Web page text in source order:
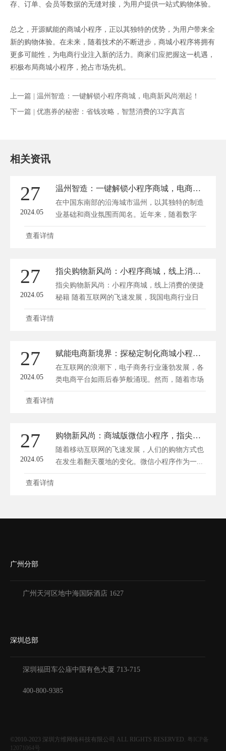
存、订单、会员等数据的无缝对接，为用户提供一站式购物体验。
总之，开源赋能的商城小程序，正以其独特的优势，为用户带来全
新的购物体验。在未来，随着技术的不断进步，商城小程序将拥有
更多可能性，为电商行业注入新的活力。商家们应把握这一机遇，
积极布局商城小程序，抢占市场先机。
上一篇 | 温州智造：一键解锁小程序商城，电商新风尚潮起！
下一篇 | 优惠券的秘密：省钱攻略，智慧消费的32字真言
相关资讯
27
2024.05
温州智造：一键解锁小程序商城，电商新风尚潮起！
在中国东南部的沿海城市温州，以其独特的制造
业基础和商业氛围而闻名。近年来，随着数字
经...
查看详情
27
2024.05
指尖购物新风尚：小程序商城，线上消费的便捷秘籍
指尖购物新风尚：小程序商城，线上消费的便捷
秘籍 随着互联网的飞速发展，我国电商行业日
新...
查看详情
27
2024.05
赋能电商新境界：探秘定制化商城小程序的匠心之路
在互联网的浪潮下，电子商务行业蓬勃发展，各
类电商平台如雨后春笋般涌现。然而，随着市场
竞...
查看详情
27
2024.05
购物新风尚：商城版微信小程序，指尖上的消费乐园
随着移动互联网的飞速发展，人们的购物方式也
在发生着翻天覆地的变化。微信小程序作为一...
查看详情
广州分部
广州天河区地中海国际酒店 1627
深圳总部
深圳福田车公庙中国有色大厦 713-715
400-800-9385
©2010-2023 深圳方维网络科技有限公司 ALL RIGHTS RESERVED. 粤ICP备
12071064号